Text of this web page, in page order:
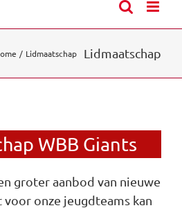
Lidmaatschap
Lidmaatschap
WBB Giants
groter aanbod van nieuwe
voor onze jeugdteams kan